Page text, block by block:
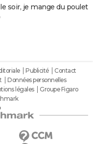
soir, je mange du poulet
Publicité
Contact
Données personnelles
légales
Groupe Figaro